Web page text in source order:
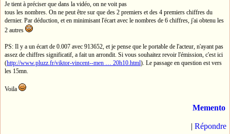
Je tient à préciser que dans la vidéo, on ne voit pas
tous les nombres. On ne peut être sur que des 2 premiers et des 4 premiers chiffres du
dernier. Par déduction, et en minimisant l'écart avec le nombres de 6 chiffres, j'ai obtenu les
2 autres
PS: Il y a un écart de 0.007 avec 913652, et je pense que le portable de l'acteur, n'ayant pas
assez de chiffres significatif, a fait un arrondit. Si vous souhaitez revoir l'émission, c'est ici
(http://www.pluzz.fr/viktor-vincent--men … 20h10.html). Le passage en question est vers
les 15mn.
Voila
Memento
| Répondre